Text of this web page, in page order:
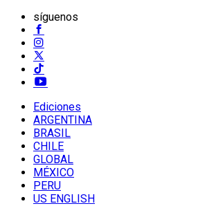
síguenos
Ediciones
ARGENTINA
BRASIL
CHILE
GLOBAL
MÉXICO
PERU
US ENGLISH